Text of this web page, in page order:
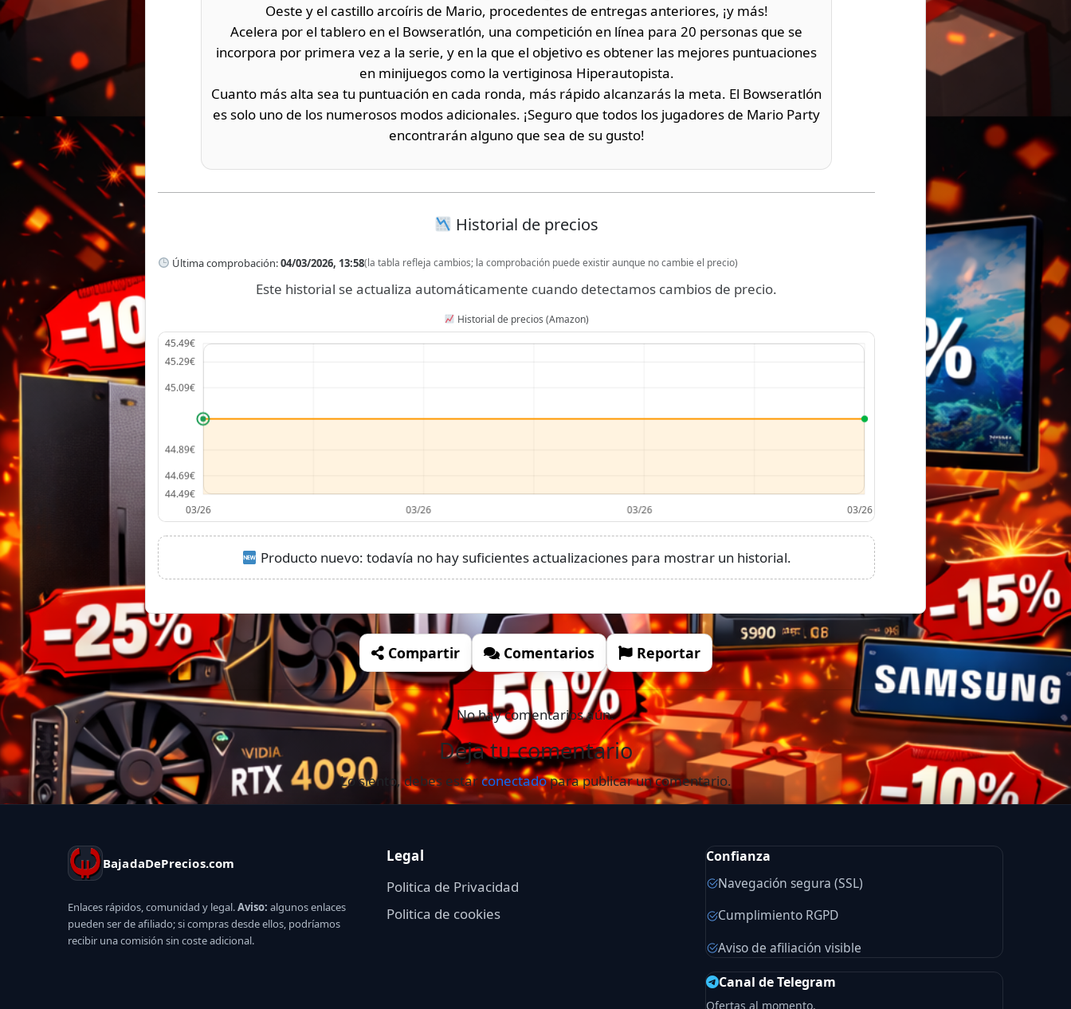
Oeste y el castillo arcoíris de Mario, procedentes de entregas anteriores, ¡y más!
Acelera por el tablero en el Bowseratlón, una competición en línea para 20 personas que se
incorpora por primera vez a la serie, y en la que el objetivo es obtener las mejores puntuaciones
en minijuegos como la vertiginosa Hiperautopista.
Cuanto más alta sea tu puntuación en cada ronda, más rápido alcanzarás la meta. El Bowseratlón
es solo uno de los numerosos modos adicionales. ¡Seguro que todos los jugadores de Mario Party
encontrarán alguno que sea de su gusto!
Historial de precios
Última comprobación:04/03/2026, 13:58(la tabla refleja cambios; la comprobación puede existir aunque no cambie el precio)
Este historial se actualiza automáticamente cuando detectamos cambios de precio.
Historial de precios (Amazon)
Producto nuevo: todavía no hay suficientes actualizaciones para mostrar un historial.
Compartir Comentarios Reportar
No hay comentarios aún.
Deja tu comentario
Lo siento, debes estar conectadopara publicar un comentario.
BajadaDePrecios.com
Enlaces rápidos, comunidad y legal.Aviso: algunos enlaces
pueden ser de afiliado; si compras desde ellos, podríamos
recibir una comisión sin coste adicional.
Legal
Politica de Privacidad
Politica de cookies
Confianza
Navegación segura (SSL)
Cumplimiento RGPD
Aviso de afiliación visible
Canal de Telegram
Ofertas al momento.